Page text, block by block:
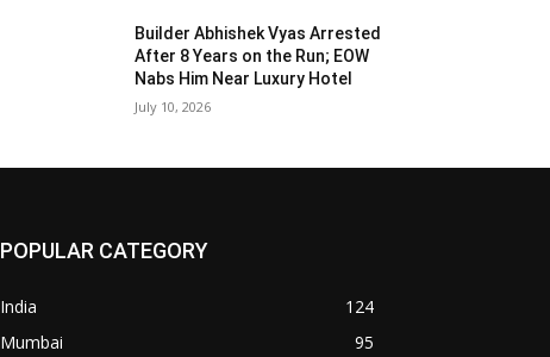
Builder Abhishek Vyas Arrested
After 8 Years on the Run; EOW
Nabs Him Near Luxury Hotel
July 10, 2026
POPULAR CATEGORY
India
124
Mumbai
95